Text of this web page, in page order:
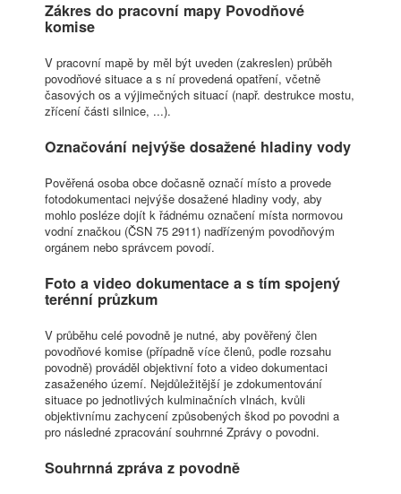
Zákres do pracovní mapy Povodňové
komise
V pracovní mapě by měl být uveden (zakreslen) průběh
povodňové situace a s ní provedená opatření, včetně
časových os a výjimečných situací (např. destrukce mostu,
zřícení části silnice, ...).
Označování nejvýše dosažené hladiny vody
Pověřená osoba obce dočasně označí místo a provede
fotodokumentaci nejvýše dosažené hladiny vody, aby
mohlo posléze dojít k řádnému označení místa normovou
vodní značkou (ČSN 75 2911) nadřízeným povodňovým
orgánem nebo správcem povodí.
Foto a video dokumentace a s tím spojený
terénní průzkum
V průběhu celé povodně je nutné, aby pověřený člen
povodňové komise (případně více členů, podle rozsahu
povodně) prováděl objektivní foto a video dokumentaci
zasaženého území. Nejdůležitější je zdokumentování
situace po jednotlivých kulminačních vlnách, kvůli
objektivnímu zachycení způsobených škod po povodni a
pro následné zpracování souhrnné Zprávy o povodni.
Souhrnná zpráva z povodně